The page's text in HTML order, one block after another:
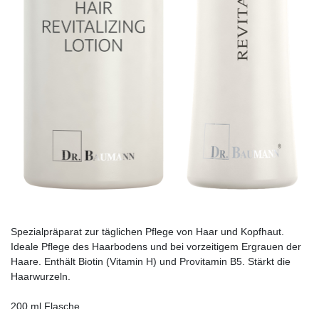
Spezialpräparat zur täglichen Pflege von Haar und Kopfhaut.
Ideale Pflege des Haarbodens und bei vorzeitigem Ergrauen der
Haare. Enthält Biotin ­(Vitamin H) und Provitamin B5. Stärkt die
Haarwurzeln.
200 ml Flasche